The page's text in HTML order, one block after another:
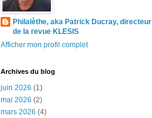
Philalèthe, aka Patrick Ducray, directeur
de la revue KLESIS
Afficher mon profil complet
Archives du blog
juin 2026 (1)
mai 2026 (2)
mars 2026 (4)